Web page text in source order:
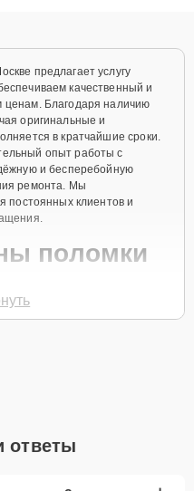
предлагает услугу
качественный и
Благодаря наличию
оригинальные и
в кратчайшие сроки.
опыт работы с
и бесперебойную
ремонта. Мы
постоянных клиентов и
поломки
за механического
напряжения.
ответы